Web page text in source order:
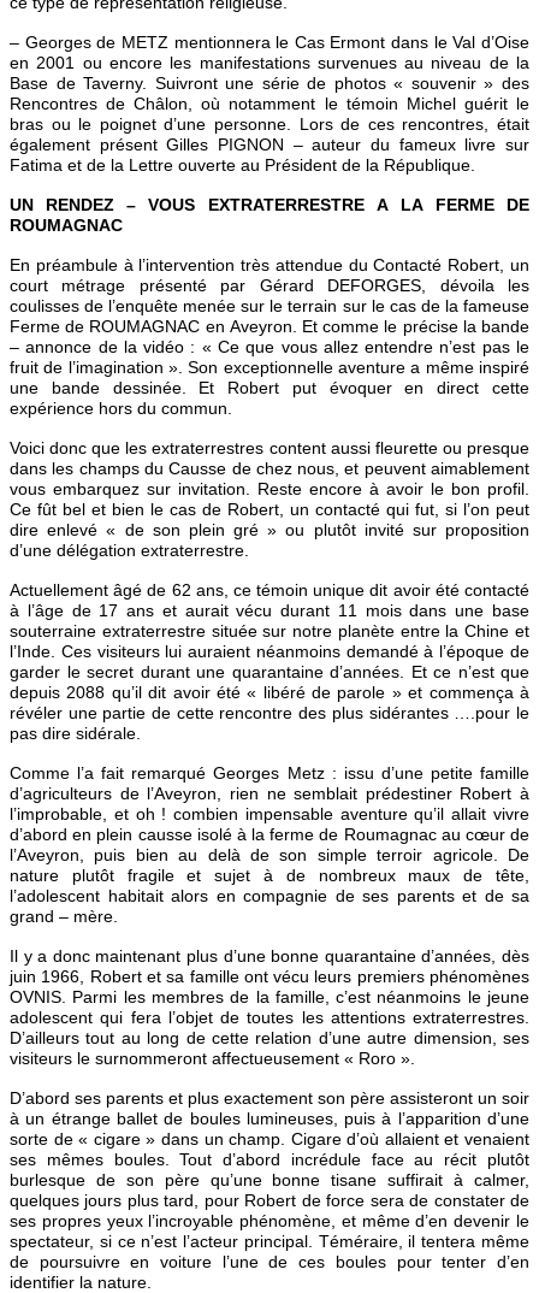
– Georges de METZ mentionnera le Cas Ermont dans le Val d’Oise
en 2001 ou encore les manifestations survenues au niveau de la
Base de Taverny. Suivront une série de photos « souvenir » des
Rencontres de Châlon, où notamment le témoin Michel guérit le
bras ou le poignet d’une personne. Lors de ces rencontres, était
également présent Gilles PIGNON – auteur du fameux livre sur
Fatima et de la Lettre ouverte au Président de la République.
UN RENDEZ – VOUS EXTRATERRESTRE A LA FERME DE
ROUMAGNAC
En préambule à l’intervention très attendue du Contacté Robert, un
court métrage présenté par Gérard DEFORGES, dévoila les
coulisses de l’enquête menée sur le terrain sur le cas de la fameuse
Ferme de ROUMAGNAC en Aveyron. Et comme le précise la bande
– annonce de la vidéo : « Ce que vous allez entendre n’est pas le
fruit de l’imagination ». Son exceptionnelle aventure a même inspiré
une bande dessinée. Et Robert put évoquer en direct cette
expérience hors du commun.
Voici donc que les extraterrestres content aussi fleurette ou presque
dans les champs du Causse de chez nous, et peuvent aimablement
vous embarquez sur invitation. Reste encore à avoir le bon profil.
Ce fût bel et bien le cas de Robert, un contacté qui fut, si l’on peut
dire enlevé « de son plein gré » ou plutôt invité sur proposition
d’une délégation extraterrestre.
Actuellement âgé de 62 ans, ce témoin unique dit avoir été contacté
à l’âge de 17 ans et aurait vécu durant 11 mois dans une base
souterraine extraterrestre située sur notre planète entre la Chine et
l’Inde. Ces visiteurs lui auraient néanmoins demandé à l’époque de
garder le secret durant une quarantaine d’années. Et ce n’est que
depuis 2088 qu’il dit avoir été « libéré de parole » et commença à
révéler une partie de cette rencontre des plus sidérantes ….pour le
pas dire sidérale.
Comme l’a fait remarqué Georges Metz : issu d’une petite famille
d’agriculteurs de l’Aveyron, rien ne semblait prédestiner Robert à
l’improbable, et oh ! combien impensable aventure qu’il allait vivre
d’abord en plein causse isolé à la ferme de Roumagnac au cœur de
l’Aveyron, puis bien au delà de son simple terroir agricole. De
nature plutôt fragile et sujet à de nombreux maux de tête,
l’adolescent habitait alors en compagnie de ses parents et de sa
grand – mère.
Il y a donc maintenant plus d’une bonne quarantaine d’années, dès
juin 1966, Robert et sa famille ont vécu leurs premiers phénomènes
OVNIS. Parmi les membres de la famille, c’est néanmoins le jeune
adolescent qui fera l’objet de toutes les attentions extraterrestres.
D’ailleurs tout au long de cette relation d’une autre dimension, ses
visiteurs le surnommeront affectueusement « Roro ».
D’abord ses parents et plus exactement son père assisteront un soir
à un étrange ballet de boules lumineuses, puis à l’apparition d’une
sorte de « cigare » dans un champ. Cigare d’où allaient et venaient
ses mêmes boules. Tout d’abord incrédule face au récit plutôt
burlesque de son père qu’une bonne tisane suffirait à calmer,
quelques jours plus tard, pour Robert de force sera de constater de
ses propres yeux l’incroyable phénomène, et même d’en devenir le
spectateur, si ce n’est l’acteur principal. Téméraire, il tentera même
de poursuivre en voiture l’une de ces boules pour tenter d’en
identifier la nature.